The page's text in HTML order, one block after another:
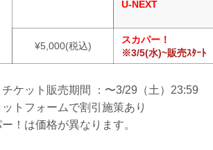
U-NEXT
¥5,000(税込)
スカパー！
※3/5(水)~販売ｽﾀｰﾄ
ケット販売期間 ：〜3/29（土）23:59
トフォームで割引施策あり
！は価格が異なります。